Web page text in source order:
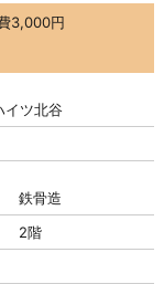
3,000円
ツ北谷
鉄骨造
2階